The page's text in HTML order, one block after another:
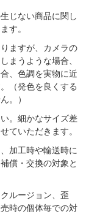
じない商品に関し
す。
ますが、カメラの
まうような場合、
、色調を実物に近
（発色を良くする
。）
。細かなサイズ差
ていただきます。
加工時や輸送時に
償・交換の対象と
ルージョン、歪
時の個体毎での対